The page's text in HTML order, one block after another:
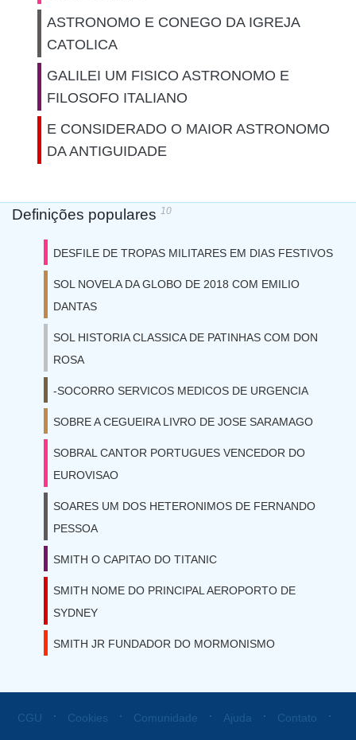
ASTRONOMO E CONEGO DA IGREJA
CATOLICA
GALILEI UM FISICO ASTRONOMO E
FILOSOFO ITALIANO
E CONSIDERADO O MAIOR ASTRONOMO
DA ANTIGUIDADE
Definições populares 10
DESFILE DE TROPAS MILITARES EM DIAS FESTIVOS
SOL NOVELA DA GLOBO DE 2018 COM EMILIO
DANTAS
SOL HISTORIA CLASSICA DE PATINHAS COM DON
ROSA
-SOCORRO SERVICOS MEDICOS DE URGENCIA
SOBRE A CEGUEIRA LIVRO DE JOSE SARAMAGO
SOBRAL CANTOR PORTUGUES VENCEDOR DO
EUROVISAO
SOARES UM DOS HETERONIMOS DE FERNANDO
PESSOA
SMITH O CAPITAO DO TITANIC
SMITH NOME DO PRINCIPAL AEROPORTO DE
SYDNEY
SMITH JR FUNDADOR DO MORMONISMO
CGU ⋅ Cookies ⋅ Comunidade ⋅ Ajuda ⋅ Contato ⋅